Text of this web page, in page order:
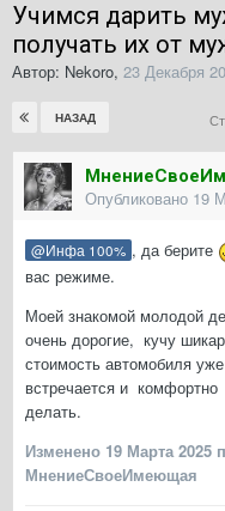
Учимся дарить
получать их от
Автор: Nekoro, 23 Декабря
НАЗАД
Опубликовано 19
@Инфа 100% , да берите
вас режиме.
Моей знакомой молодой
очень дорогие, кучу
стоимость автомобиля
встречается и комфортно
делать.
Изменено 19 Марта 2025
МнениеСвоеИмеющая